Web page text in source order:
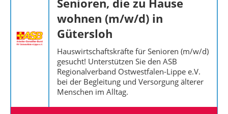
Senioren, die zu Hause
wohnen (m/w/d) in
Gütersloh
Hauswirtschaftskräfte für Senioren (m/w/d)
gesucht! Unterstützen Sie den ASB
Regionalverband Ostwestfalen-Lippe e.V.
bei der Begleitung und Versorgung älterer
Menschen im Alltag.